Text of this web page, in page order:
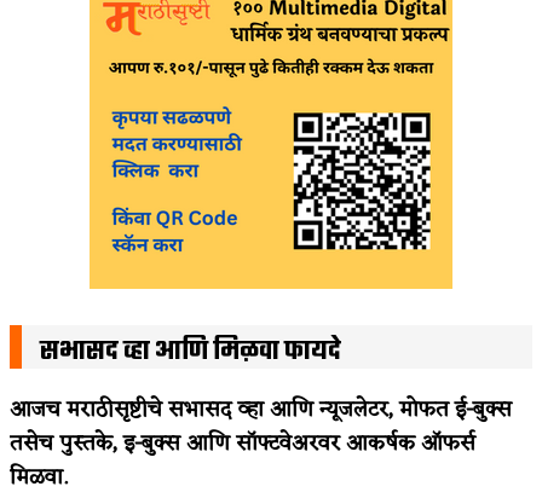
सभासद व्हा आणि मिळवा फायदे
आजच मराठीसृष्टीचे सभासद व्हा आणि न्यूजलेटर, मोफत ई-बुक्स
तसेच पुस्तके, इ-बुक्स आणि सॉफ्टवेअरवर आकर्षक ऑफर्स
मिळवा.